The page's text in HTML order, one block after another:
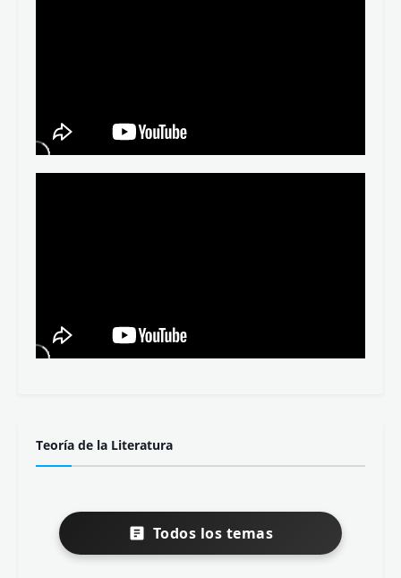
Teoría de la Literatura
Todos los temas